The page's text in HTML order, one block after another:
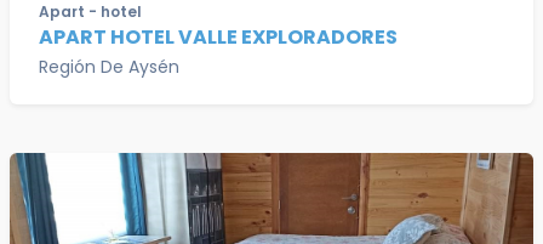
Apart - hotel
APART HOTEL VALLE EXPLORADORES
Región De Aysén